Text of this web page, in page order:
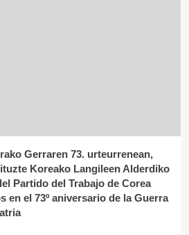
Gerraren 73. urteurrenean,
Koreako Langileen Alderdiko
Partido del Trabajo de Corea
en el 73º aniversario de la Guerra